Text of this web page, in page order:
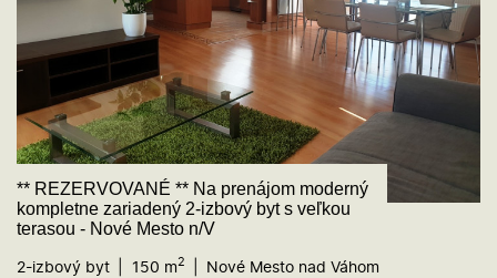
** REZERVOVANÉ ** Na prenájom moderný
kompletne zariadený 2-izbový byt s veľkou
terasou - Nové Mesto n/V
2-izbový byt
150 m2 Nové Mesto nad Váhom